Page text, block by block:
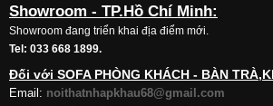
Showroom - TP.Hồ Chí Minh:
Showroom đang triển khai địa điểm mới.
Tel: 033 668 1899.
Đối với SOFA PHÒNG KHÁCH - BÀN
Email: noithatnhapkhau68@gmail.com